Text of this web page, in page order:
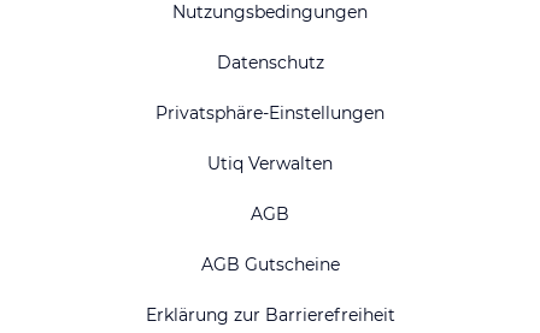
Nutzungsbedingungen
Datenschutz
Privatsphäre-Einstellungen
Utiq Verwalten
AGB
AGB Gutscheine
Erklärung zur Barrierefreiheit